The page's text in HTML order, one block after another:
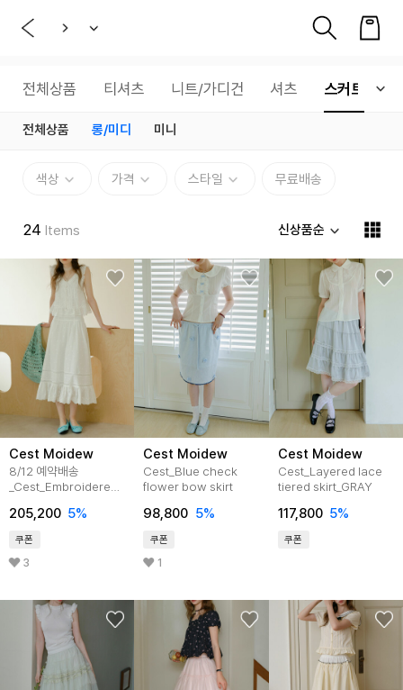
전체상품 티셔츠 니트/가디건 셔츠 스커트
전체상품 롱/미디 미니
색상 가격 스타일 무료배송
24 Items 신상품순
Cest Moidew
8/12 예약배송
_Cest_Embroidered
205,200 5%
쿠폰
3
Cest Moidew
Cest_Blue check
flower bow skirt
98,800 5%
쿠폰
1
Cest Moidew
Cest_Layered lace
tiered skirt_GRAY
117,800 5%
쿠폰